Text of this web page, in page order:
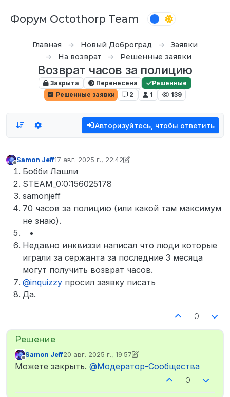
Форум Octothorp Team
Главная Новый Доброград
Заявки
На возврат
Решенные заявки
Возврат часов за полицию
Закрыта Перенесена
Решенные
Решенные заявки
2 1 139
Авторизуйтесь, чтобы ответить
Не в сети
Samon Jeff17 авг. 2025 г., 22:42
отредактировано Samon Jeff
Бобби Лашли
STEAM_0:0:156025178
samonjeff
70 часов за полицию (или какой там максимум
не знаю).
Недавно инквиззи написал что люди которые
играли за сержанта за последние 3 месяца
могут получить возврат часов.
@inquizzy просил заявку писать
Да.
0
Не в сети
Samon Jeff20 авг. 2025 г., 19:57
отредактировано Samon Jeff
Можете закрыть. @Модератор-Сообщества
0